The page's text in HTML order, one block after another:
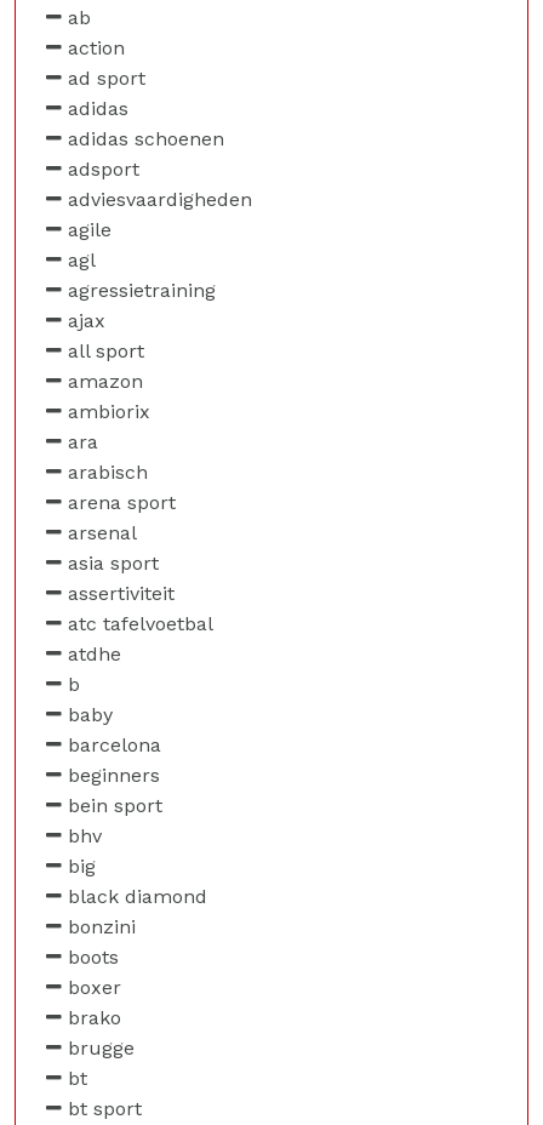
ab
action
ad sport
adidas
adidas schoenen
adsport
adviesvaardigheden
agile
agl
agressietraining
ajax
all sport
amazon
ambiorix
ara
arabisch
arena sport
arsenal
asia sport
assertiviteit
atc tafelvoetbal
atdhe
b
baby
barcelona
beginners
bein sport
bhv
big
black diamond
bonzini
boots
boxer
brako
brugge
bt
bt sport